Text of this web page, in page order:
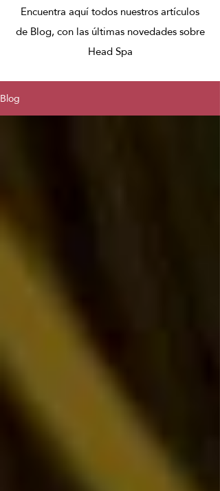
Encuentra aquí todos nuestros artículos
de Blog, con las últimas novedades sobre
Head Spa
Blog